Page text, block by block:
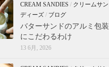
CREAM SANDIES / クリームサン
ディーズ / ブログ
バターサンドのアルミ包装
にこだわるわけ
13 6月, 2026